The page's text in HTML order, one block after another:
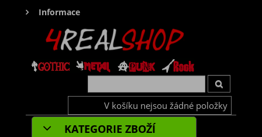
Informace
V košíku nejsou žádné položky
KATEGORIE ZBOŽÍ